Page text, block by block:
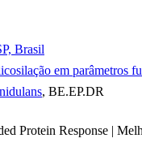
Brasil
em parâmetros
, BE.EP.DR
Protein Response |